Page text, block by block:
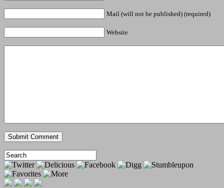
Mail (will not be published) (required)
Website